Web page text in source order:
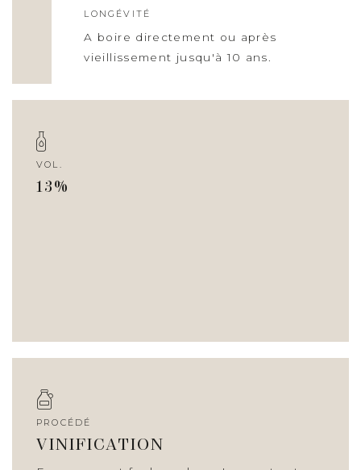
LONGÉVITÉ
A boire directement ou après
vieillissement jusqu'à 10 ans.
VOL.
13%
PROCÉDÉ
VINIFICATION